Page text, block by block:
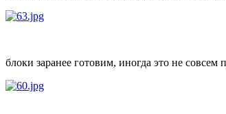
блоки заранее готовим, иногда это не совсем